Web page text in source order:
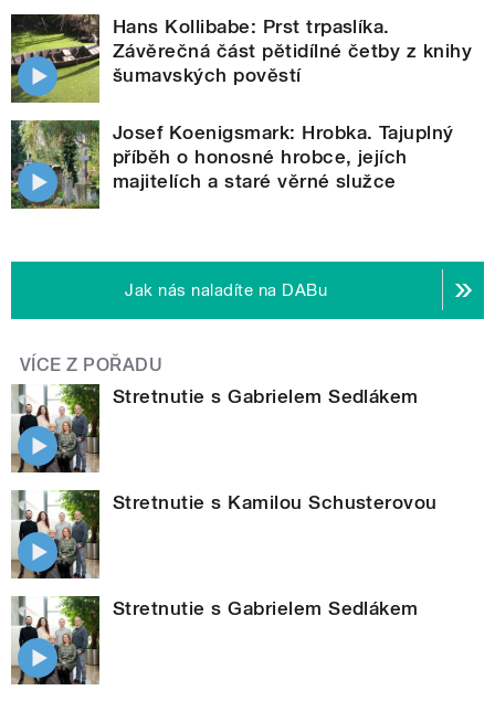
Hans Kollibabe: Prst trpaslíka.
Závěrečná část pětidílné četby z knihy
šumavských pověstí
Josef Koenigsmark: Hrobka. Tajuplný
příběh o honosné hrobce, jejích
majitelích a staré věrné služce
Jak nás naladíte na DABu
VÍCE Z POŘADU
Stretnutie s Gabrielem Sedlákem
Stretnutie s Kamilou Schusterovou
Stretnutie s Gabrielem Sedlákem